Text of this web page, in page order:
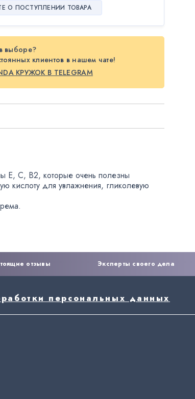
О ПОСТУПЛЕНИИ ТОВАРА
выборе?
клиентов в нашем чате!
КРУЖОК В TELEGRAM
Е, С, B2, которые очень полезны
кислоту для увлажнения, гликолевую
отзывы Эксперты своего дела
персональных данных